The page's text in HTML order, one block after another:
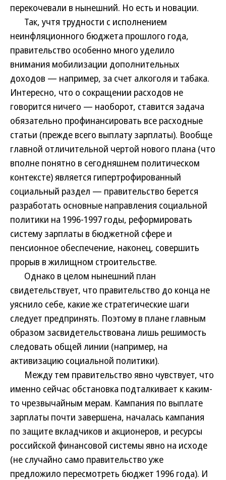
перекочевали в нынешний. Но есть и новации.
Так, учтя трудности с исполнением
неинфляционного бюджета прошлого года,
правительство особенно много уделило
внимания мобилизации дополнительных
доходов — например, за счет алкоголя и табака.
Интересно, что о сокращении расходов не
говорится ничего — наоборот, ставится задача
обязательно профинансировать все расходные
статьи (прежде всего выплату зарплаты). Вообще
главной отличительной чертой нового плана (что
вполне понятно в сегодняшнем политическом
контексте) является гипертрофированный
социальный раздел — правительство берется
разработать основные направления социальной
политики на 1996-1997 годы, реформировать
систему зарплаты в бюджетной сфере и
пенсионное обеспечение, наконец, совершить
прорыв в жилищном строительстве.
Однако в целом нынешний план
свидетельствует, что правительство до конца не
уяснило себе, какие же стратегические шаги
следует предпринять. Поэтому в плане главным
образом засвидетельствована лишь решимость
следовать общей линии (например, на
активизацию социальной политики).
Между тем правительство явно чувствует, что
именно сейчас обстановка подталкивает к каким-
то чрезвычайным мерам. Кампания по выплате
зарплаты почти завершена, началась кампания
по защите вкладчиков и акционеров, и ресурсы
российской финансовой системы явно на исходе
(не случайно само правительство уже
предложило пересмотреть бюджет 1996 года). И